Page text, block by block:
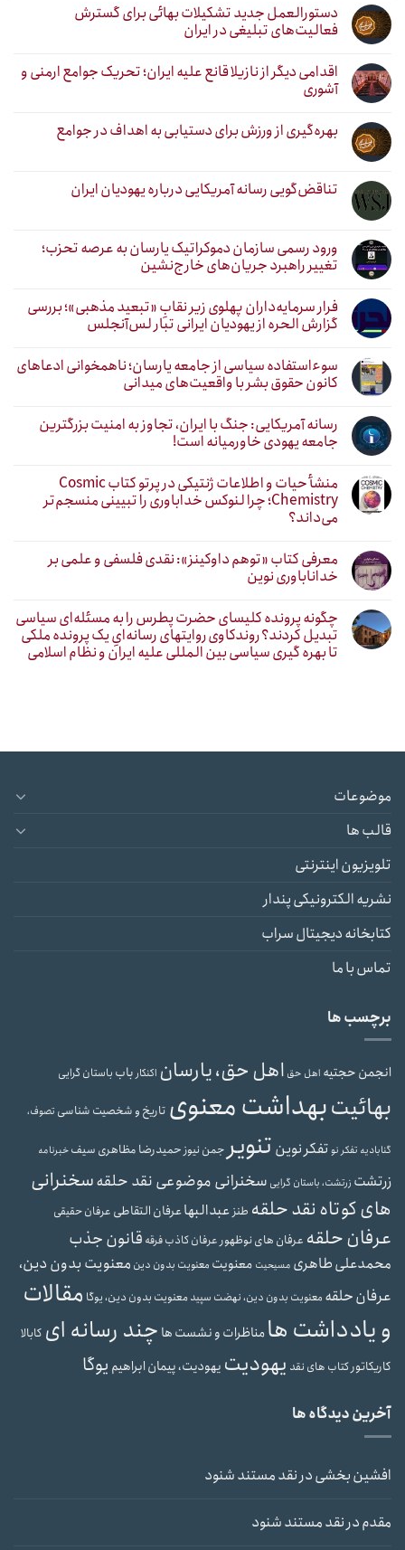
دستورالعمل جدید تشکیلات بهائی برای گسترش
فعالیت‌های تبلیغی در ایران
اقدامی دیگر از نازیلا قانع علیه ایران؛ تحریک جوامع ارمنی و
آشوری
بهره‌گیری از ورزش برای دستیابی به اهداف در جوامع
تناقض‌گویی رسانه آمریکایی درباره یهودیان ایران
ورود رسمی سازمان دموکراتیک یارسان به عرصه تحزب؛
تغییر راهبرد جریان‌های خارج‌نشین
فرار سرمایه‌داران پهلوی زیر نقابِ «تبعید مذهبی»؛ بررسی
گزارش الحره از یهودیان ایرانی تبار لس‌آنجلس
سوءاستفاده سیاسی از جامعه یارسان؛ ناهمخوانی ادعاهای
کانون حقوق بشر با واقعیت‌های میدانی
رسانه آمریکایی: جنگ با ایران، تجاوز به امنیت بزرگترین
جامعه یهودی خاورمیانه است!
منشأ حیات و اطلاعات ژنتیکی در پرتو کتاب Cosmic
Chemistry؛ چرا لنوکس خداباوری را تبیینی منسجم‌تر
می‌داند؟
معرفی کتاب «توهم داوکینز»: نقدی فلسفی و علمی بر
خداناباوری نوین
چگونه پرونده کلیسای حضرت پطرس را به مسئله‌ای سیاسی
تبدیل کردند؟ روندکاوی روایتهای رسانه‌ایِ یک پرونده ملکی
تا بهره گیری سیاسی بین المللی علیه ایران و نظام اسلامی
موضوعات
قالب ها
تلویزیون اینترنتی
نشریه الکترونیکی پندار
کتابخانه دیجیتال سراب
تماس با ما
برچسب ها
انجمن حجتیه اهل حق اهل حق، یارسان اکنکارباب باستان گرایی
بهائیتبهداشت معنوی تاریخ و شخصیت شناسی تصوف،
گنابادیه تفکر نوتفکر نوین تنویرجمن نیوزحمیدرضا مظاهری سیفخبرنامه
زرتشت زرتشت، باستان گرایی سخنرانی موضوعی نقد حلقهسخنرانی
های کوتاه نقد حلقه طنزعبدالبهاعرفان التقاطی عرفان حقیقی
عرفان حلقه عرفان های نوظهورعرفان کاذبفرقه قانون جذب
محمدعلی طاهری مسیحیت معنویت معنویت بدون دین معنویت بدون دین،
عرفان حلقه معنویت بدون دین، نهضت سپیدمعنویت بدون دین، یوگا مقالات
و یادداشت هامناظرات و نشست ها چند رسانه ای کابالا
کاریکاتورکتاب های نقد یهودیت یهودیت، پیمان ابراهیم یوگا
آخرین دیدگاه ها
افشین بخشیدرنقد مستند شنود
مقدمدرنقد مستند شنود